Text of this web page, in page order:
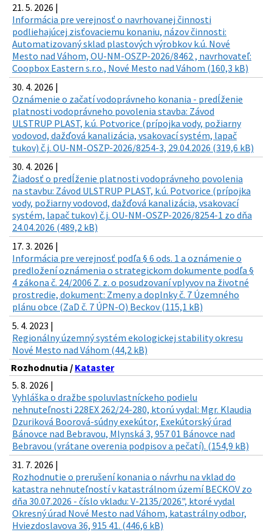
21. 5. 2026 |
Informácia pre verejnosť o navrhovanej činnosti
podliehajúcej zisťovaciemu konaniu, názov činnosti:
Automatizovaný sklad plastových výrobkov k.ú. Nové
Mesto nad Váhom, OU-NM-OSZP-2026/8462 , navrhovateľ:
Coopbox Eastern s.r.o., Nové Mesto nad Váhom (160,3 kB)
30. 4. 2026 |
Oznámenie o začatí vodoprávneho konania - predĺženie
platnosti vodoprávneho povolenia stavba: Závod
ULSTRUP PLAST, k.ú. Potvorice (prípojka vody, požiarny
vodovod, dažďová kanalizácia, vsakovací systém, lapač
tukov) č.j. OU-NM-OSZP-2026/8254-3, 29.04.2026 (319,6 kB)
30. 4. 2026 |
Žiadosť o predĺženie platnosti vodoprávneho povolenia
na stavbu: Závod ULSTRUP PLAST, k.ú. Potvorice (prípojka
vody, požiarny vodovod, dažďová kanalizácia, vsakovací
systém, lapač tukov) č.j. OU-NM-OSZP-2026/8254-1 zo dňa
24.04.2026 (489,2 kB)
17. 3. 2026 |
Informácia pre verejnosť podľa § 6 ods. 1 a oznámenie o
predložení oznámenia o strategickom dokumente podľa §
4 zákona č. 24/2006 Z. z. o posudzovaní vplyvov na životné
prostredie, dokument: Zmeny a doplnky č. 7 Územného
plánu obce (ZaD č. 7 ÚPN-O) Beckov (115,1 kB)
5. 4. 2023 |
Regionálny územný systém ekologickej stability okresu
Nové Mesto nad Váhom (44,2 kB)
Rozhodnutia / Kataster
5. 8. 2026 |
Vyhláška o dražbe spoluvlastníckeho podielu
nehnuteľnosti 228EX 262/24-280, ktorú vydal: Mgr. Klaudia
Dzuriková Boorová-súdny exekútor, Exekútorský úrad
Bánovce nad Bebravou, Mlynská 3, 957 01 Bánovce nad
Bebravou (vrátane overenia podpisov a pečatí). (154,9 kB)
31. 7. 2026 |
Rozhodnutie o prerušení konania o návrhu na vklad do
katastra nehnuteľností v katastrálnom území BECKOV zo
dňa 30.07.2026 - číslo vkladu: V-2135/2026", ktoré vydal
Okresný úrad Nové Mesto nad Váhom, katastrálny odbor,
Hviezdoslavova 36, 915 41. (446,6 kB)